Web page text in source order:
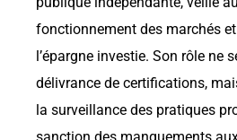
fonctionnement des marchés
l’épargne investie. Son rôle ne
délivrance de certifications,
la surveillance des pratiques